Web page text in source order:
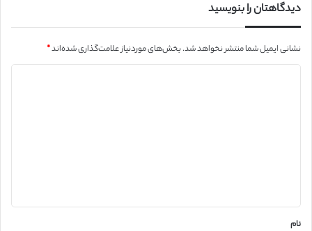
دیدگاهتان را بنویسید
نشانی ایمیل شما منتشر نخواهد شد.بخش‌های موردنیاز علامت‌گذاری شده‌اند*
نام